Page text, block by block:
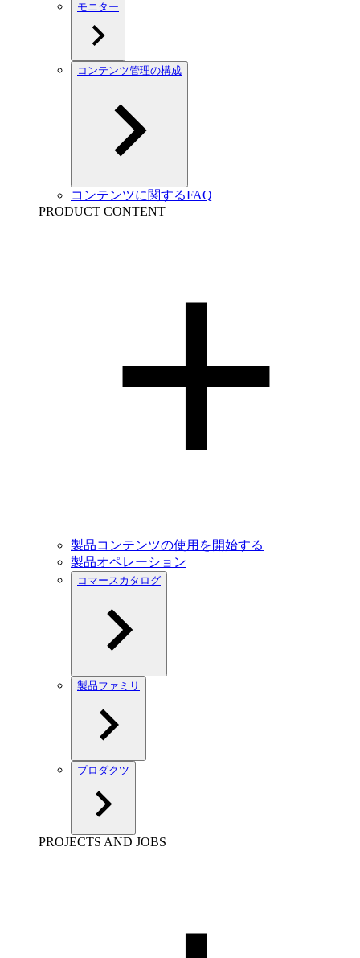
モニター
コンテンツ管理の構成
コンテンツに関するFAQ
PRODUCT CONTENT
製品コンテンツの使用を開始する
製品オペレーション
コマースカタログ
製品ファミリ
プロダクツ
PROJECTS AND JOBS